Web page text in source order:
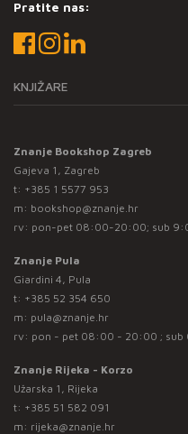
Pratite nas:
KNJIŽARE
Znanje Bookshop Zagreb
Gajeva 1, Zagreb
t: +385 1 5577 953
m: bookshop@znanje.hr
rv: pon-pet 08:00-20:00; sub
Znanje Pula
Giardini 4, Pula
t: +385 52 354 650
m: pula@znanje.hr
rv: pon - pet 08:00 - 20:00 ; sub
Znanje Rijeka - Korzo
Užarska 1, Rijeka
t: +385 51 582 091
m: rijeka@znanje.hr